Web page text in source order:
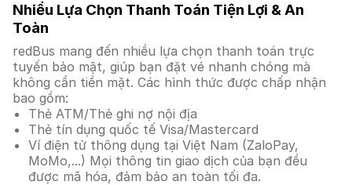
Nhiều Lựa Chọn Thanh Toán Tiện Lợi & An
Toàn
redBus mang đến nhiều lựa chọn thanh toán trực
tuyến bảo mật, giúp bạn đặt vé nhanh chóng mà
không cần tiền mặt. Các hình thức được chấp nhận
bao gồm:
Thẻ ATM/Thẻ ghi nợ nội địa
Thẻ tín dụng quốc tế Visa/Mastercard
Ví điện tử thông dụng tại Việt Nam (ZaloPay,
MoMo,...) Mọi thông tin giao dịch của bạn đều
được mã hóa, đảm bảo an toàn tối đa.